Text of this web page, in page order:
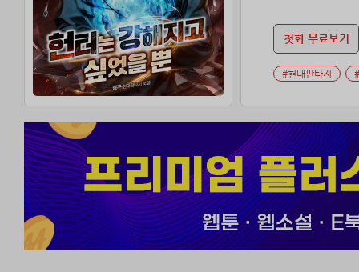
“…뭐야?”
다시 없을 기회
첫화 무료보기
#현대판타지